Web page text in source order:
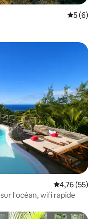
Note
5 (6)
Note
4,76 (55)
l'océan, wifi rapide